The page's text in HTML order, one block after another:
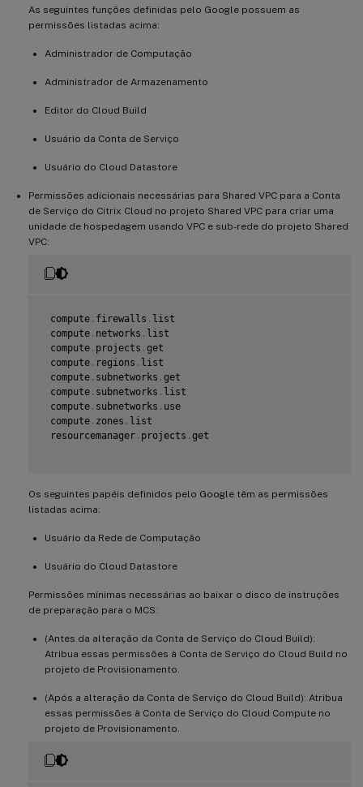
compute .images .setLabels
compute .images .useReadOnly
compute.instanceTemplates
compute.instanceTemplates.list
compute .instances
compute. instances.delete
compute. instances.get
compute.instances.reset
compute. instances. resume
compute.instances .setDeletionProtection
compute
compute
compute instances
stop
compute instances . suspend
compute machineTypes
compute
machineTypes
compute networks.list
compute networks.updatePolicy
compute nodeGroups. list
compute nodeTemplates
compute.projects .get
compute .snapshots.list
compute.snapshots
compute. snapshots.useReadOnly
compute. subnetworks.list
compute.zoneOperations.get
compute.zoneOperations
compute .zones.list
iam.serviceAccounts.actAs
resourcemanager.projects
storage.buckets.delete
storage.buckets . get
storage . buckets . list
storage
storage
As seguintes funções definidas pelo Google possuem as
permissões listadas acima:
Administrador de Computação
Administrador de Armazenamento
Editor do Cloud Build
Usuário da Conta de Serviço
Usuário do Cloud Datastore
Permissões adicionais necessárias para Shared VPC para a Conta
de Serviço do Citrix Cloud no projeto Shared VPC para criar uma
unidade de hospedagem usando VPC e sub-rede do projeto Shared
VPC:
compute . firewalls . list
compute . networks . list
compute . projects . get
compute . regions . list
compute . subnetworks . get
compute . subnetworks . list
compute . subnetworks . use
compute . zones . list
resourcemanager . projects . get
Os seguintes papéis definidos pelo Google têm as permissões
listadas acima:
Usuário da Rede de Computação
Usuário do Cloud Datastore
Permissões mínimas necessárias ao baixar o disco de instruções
de preparação para o MCS:
(Antes da alteração da Conta de Serviço do Cloud Build):
Atribua essas permissões à Conta de Serviço do Cloud Build no
projeto de Provisionamento.
(Após a alteração da Conta de Serviço do Cloud Build): Atribua
essas permissões à Conta de Serviço do Cloud Compute no
projeto de Provisionamento.